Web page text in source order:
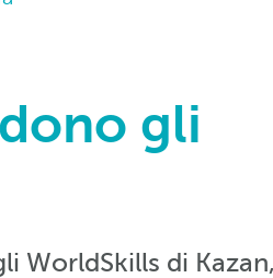
gli
WorldSkills di